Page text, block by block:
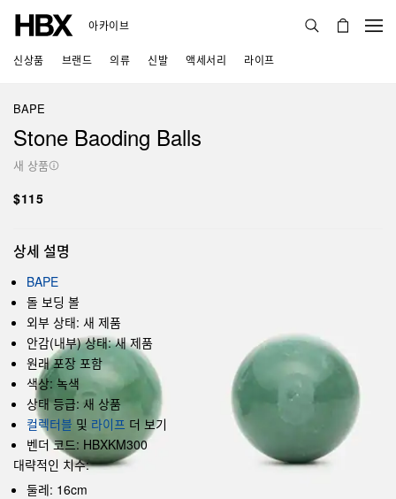
아카이브
신상품 브랜드 의류 신발 액세서리 라이프
BAPE
Stone Baoding Balls
새 상품
$115
상세 설명
BAPE
돌 보딩 볼
외부 상태: 새 제품
안감(내부) 상태: 새 제품
원래 포장 포함
색상: 녹색
상태 등급: 새 상품
컬렉터블 및 라이프 더 보기
벤더 코드: HBXKM300
대략적인 치수:
둘레: 16cm